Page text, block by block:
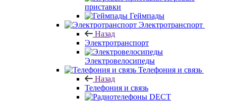
приставки
Геймпады
Электротранспорт
Назад
Электротранспорт
Электровелосипеды
Телефония и связь
Назад
Телефония и связь